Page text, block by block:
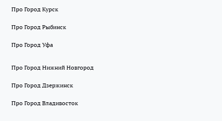
Про Город Курск
Про Город Рыбинск
Про Город Уфа
Про Город Нижний Новгород
Про Город Дзержинск
Про Город Владивосток